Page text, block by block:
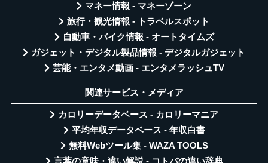
マネー情報 - マネーゾーン
旅行・観光情報 - トラベルスポット
自動車・バイク情報 - オートタイムズ
ガジェット・デジタル製品情報 - デジタルガジェット
芸能・エンタメ動画 - エンタメラッシュTV
関連サービス・メディア
カロリーデータベース - カロリーマニア
平均年収データベース - 年収白書
無料Webツール集 - WAZA TOOLS